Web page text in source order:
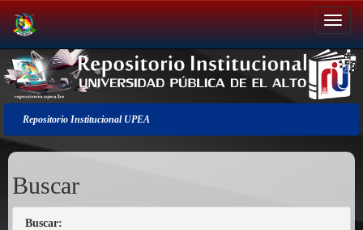
Salir
de
la
navegación
Repositorio Institucional UPEA
Buscar
Buscar: